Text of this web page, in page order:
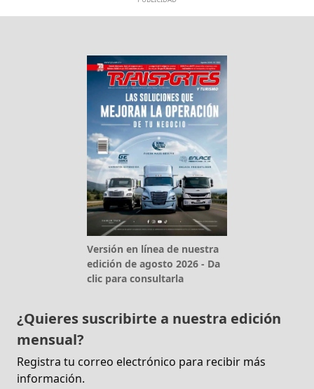
Versión en línea de nuestra
edición de agosto 2026 - Da
clic para consultarla
¿Quieres suscribirte a nuestra edición
mensual?
Registra tu correo electrónico para recibir más
información.